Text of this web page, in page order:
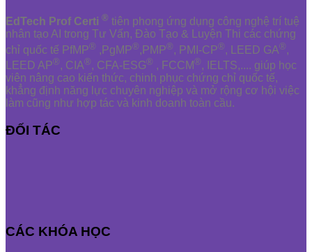
EdTech Prof Certi ® tiên phong ứng dụng công nghệ trí tuệ
nhân tạo AI trong Tư Vấn, Đào Tạo & Luyện Thi các chứng
chỉ quốc tế PfMP® ,PgMP®,PMP®, PMI-CP®, LEED GA®,
LEED AP®, CIA®, CFA-ESG® , FCCM®, IELTS,.... giúp học
viên nâng cao kiến thức, chinh phục chứng chỉ quốc tế,
khẳng định năng lực chuyên nghiệp và mở rộng cơ hội việc
làm cũng như hợp tác và kinh doanh toàn cầu.
ĐỐI TÁC
CÁC KHÓA HỌC